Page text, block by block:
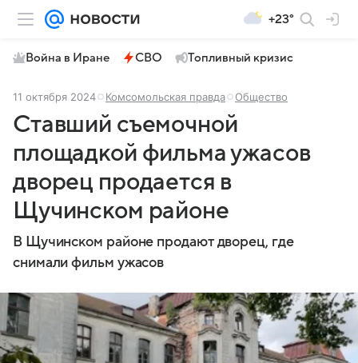
+23°
Война в Иране СВО Топливный кризис
11 октября 2024 Комсомольская правда Общество
Ставший съемочной
площадкой фильма ужасов
дворец продается в
Щучинском районе
В Щучинском районе продают дворец, где
снимали фильм ужасов